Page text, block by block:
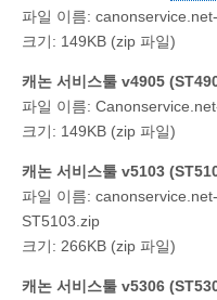
파일 이름:
크기: 149KB (zip 파일)
캐논 서비스툴 v4905
파일 이름:
크기: 149KB (zip 파일)
캐논 서비스툴 v5103
파일 이름:
ST5103.zip
크기: 266KB (zip 파일)
캐논 서비스툴 v5306